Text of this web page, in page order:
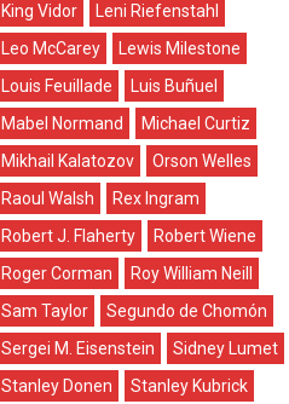
King Vidor
Leni Riefenstahl
Leo McCarey
Lewis Milestone
Louis Feuillade
Luis Buñuel
Mabel Normand
Michael Curtiz
Mikhail Kalatozov
Orson Welles
Raoul Walsh
Rex Ingram
Robert J. Flaherty
Robert Wiene
Roger Corman
Roy William Neill
Sam Taylor
Segundo de Chomón
Sergei M. Eisenstein
Sidney Lumet
Stanley Donen
Stanley Kubrick